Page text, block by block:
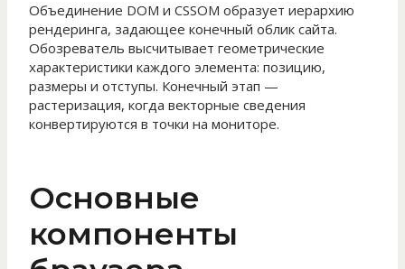
Объединение DOM и CSSOM образует иерархию
рендеринга, задающее конечный облик сайта.
Обозреватель высчитывает геометрические
характеристики каждого элемента: позицию,
размеры и отступы. Конечный этап —
растеризация, когда векторные сведения
конвертируются в точки на мониторе.
Основные
компоненты